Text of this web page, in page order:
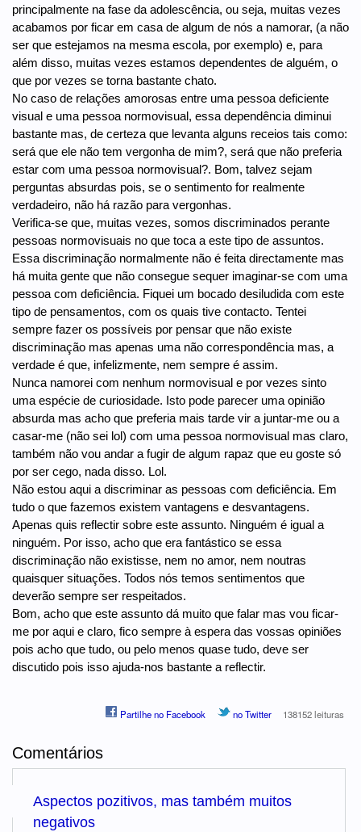
principalmente na fase da adolescência, ou seja, muitas vezes
acabamos por ficar em casa de algum de nós a namorar, (a não
ser que estejamos na mesma escola, por exemplo) e, para
além disso, muitas vezes estamos dependentes de alguém, o
que por vezes se torna bastante chato.
No caso de relações amorosas entre uma pessoa deficiente
visual e uma pessoa normovisual, essa dependência diminui
bastante mas, de certeza que levanta alguns receios tais como:
será que ele não tem vergonha de mim?, será que não preferia
estar com uma pessoa normovisual?. Bom, talvez sejam
perguntas absurdas pois, se o sentimento for realmente
verdadeiro, não há razão para vergonhas.
Verifica-se que, muitas vezes, somos discriminados perante
pessoas normovisuais no que toca a este tipo de assuntos.
Essa discriminação normalmente não é feita directamente mas
há muita gente que não consegue sequer imaginar-se com uma
pessoa com deficiência. Fiquei um bocado desiludida com este
tipo de pensamentos, com os quais tive contacto. Tentei
sempre fazer os possíveis por pensar que não existe
discriminação mas apenas uma não correspondência mas, a
verdade é que, infelizmente, nem sempre é assim.
Nunca namorei com nenhum normovisual e por vezes sinto
uma espécie de curiosidade. Isto pode parecer uma opinião
absurda mas acho que preferia mais tarde vir a juntar-me ou a
casar-me (não sei lol) com uma pessoa normovisual mas claro,
também não vou andar a fugir de algum rapaz que eu goste só
por ser cego, nada disso. Lol.
Não estou aqui a discriminar as pessoas com deficiência. Em
tudo o que fazemos existem vantagens e desvantagens.
Apenas quis reflectir sobre este assunto. Ninguém é igual a
ninguém. Por isso, acho que era fantástico se essa
discriminação não existisse, nem no amor, nem noutras
quaisquer situações. Todos nós temos sentimentos que
deverão sempre ser respeitados.
Bom, acho que este assunto dá muito que falar mas vou ficar-
me por aqui e claro, fico sempre à espera das vossas opiniões
pois acho que tudo, ou pelo menos quase tudo, deve ser
discutido pois isso ajuda-nos bastante a reflectir.
Partilhe no Facebook no Twitter 138152 leituras
Comentários
Aspectos pozitivos, mas também muitos
negativos